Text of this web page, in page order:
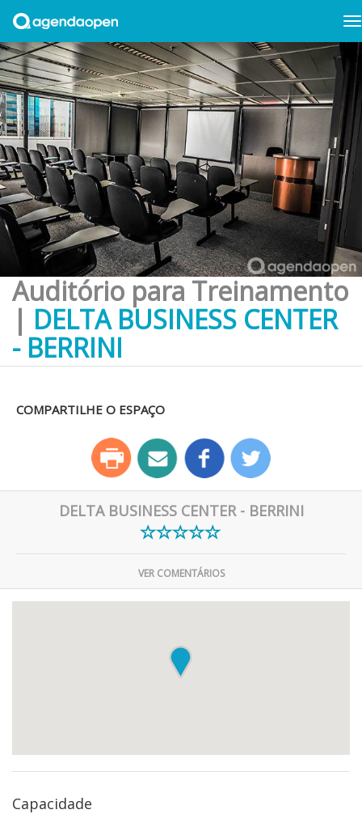
Auditório para Treinamento
| DELTA BUSINESS CENTER
- BERRINI
COMPARTILHE O ESPAÇO
DELTA BUSINESS CENTER - BERRINI
VER COMENTÁRIOS
Capacidade